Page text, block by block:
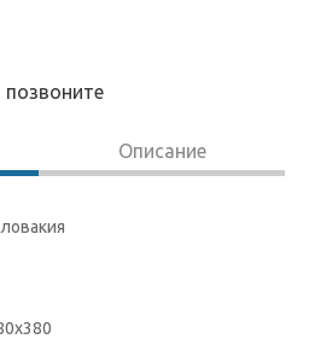
позвоните
Описание